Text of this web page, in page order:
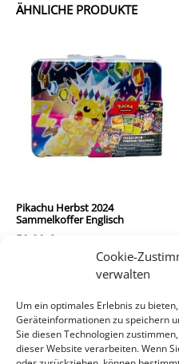
Cookie-
verwalten
Um ein optimales Erlebnis zu
Geräteinformationen zu speichern
Sie diesen Technologien
dieser Website verarbeiten. Wenn
ÄHNLICHE PRODUKTE
Pikachu Herbst 2024
Sammelkoffer Englisch
59,90 €
In den Warenkorb